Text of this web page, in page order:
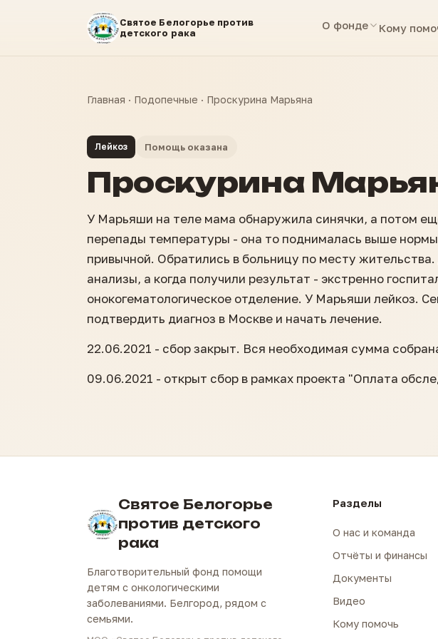
Святое Белогорье против
детского рака
О фонде Кому
Главная · Подопечные · Проскурина Марьяна
Лейкоз Помощь оказана
Проскурина
У Марьяши на теле мама обнаружила синячки, а потом
перепады температуры - она то поднималась выше
привычной. Обратились в больницу по месту
анализы, а когда получили результат - экстренно
онокогематологическое отделение. У Марьяши лейкоз.
подтвердить диагноз в Москве и начать лечение.
22.06.2021 - сбор закрыт. Вся необходимая сумма
09.06.2021 - открыт сбор в рамках проекта "Оплата
Святое Белогорье
против детского
рака
Благотворительный фонд помощи
детям с онкологическими
заболеваниями. Белгород, рядом с
семьями.
Разделы
О нас и команда
Отчёты и финансы
Документы
Видео
Кому помочь